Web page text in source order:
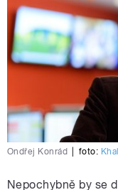
Ondřej Konrád foto:
Nepochybně by se